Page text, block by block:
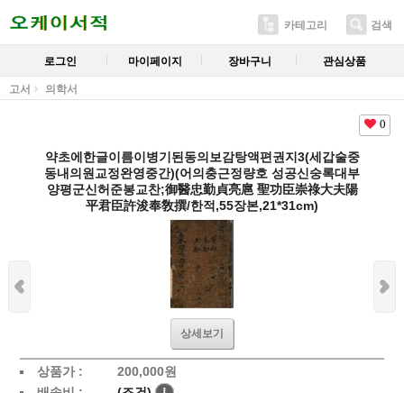
카테고리 검색
로그인 마이페이지 장바구니 관심상품
고서 의학서
0
약초에한글이름이병기된동의보감탕액편권지3(세갑술중
동내의원교정완영중간)(어의충근정량호 성공신숭록대부
양평군신허준봉교찬;御醫忠勤貞亮扈 聖功臣崇祿大夫陽
平君臣許浚奉敎撰/한적,55장본,21*31cm)
상세보기
상품가 : 200,000원